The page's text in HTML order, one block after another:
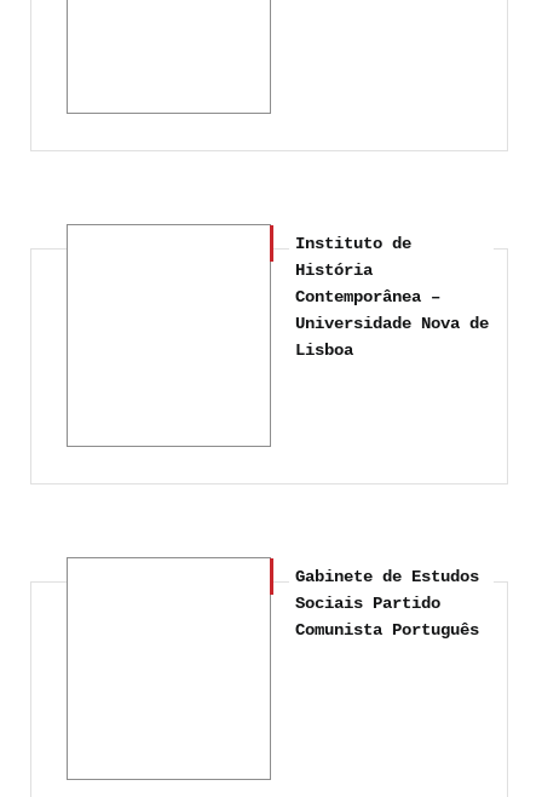
Instituto de
História
Contemporânea –
Universidade Nova de
Lisboa
Gabinete de Estudos
Sociais Partido
Comunista Português